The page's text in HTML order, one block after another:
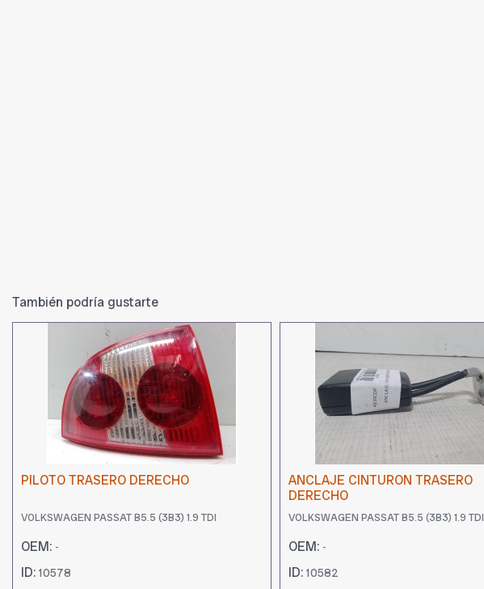
También podría gustarte
PILOTO TRASERO DERECHO
VOLKSWAGEN PASSAT B5.5 (3B3) 1.9 TDI
OEM: -
ID: 10578
ANCLAJE CINTURON TRASERO
DERECHO
VOLKSWAGEN PASSAT B5.5 (3B3) 1.9 TDI
OEM: -
ID: 10582